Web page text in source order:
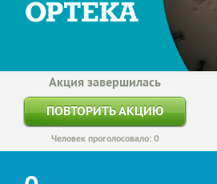
Акция завершилась
ПОВТОРИТЬ АКЦИЮ
Человек проголосовало: 0